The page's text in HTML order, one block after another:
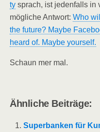
ty sprach, ist jeden­falls in
mög­li­che Ant­wort: Who
the future? May­be
heard of. May­be yourself.
Schaun mer mal.
Ähn­li­che Beiträge:
Super­ban­ken für